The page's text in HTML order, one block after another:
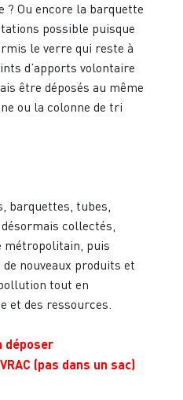
? Ou encore la barquette
possible puisque
le verre qui reste à
d’apports volontaire
être déposés au même
ou la colonne de tri
barquettes, tubes,
collectés,
puis
nouveaux produits et
tout en
et des ressources.
déposer
(pas dans un sac)